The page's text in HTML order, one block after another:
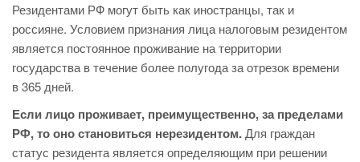
Резидентами РФ могут быть как иностранцы, так и
россияне. Условием признания лица налоговым резидентом
является постоянное проживание на территории
государства в течение более полугода за отрезок времени
в 365 дней.
Если лицо проживает, преимущественно, за пределами
РФ, то оно становиться нерезидентом.Для граждан
статус резидента является определяющим при решении